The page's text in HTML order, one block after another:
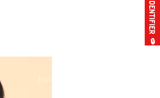
S’IDENTIFIER
🔒